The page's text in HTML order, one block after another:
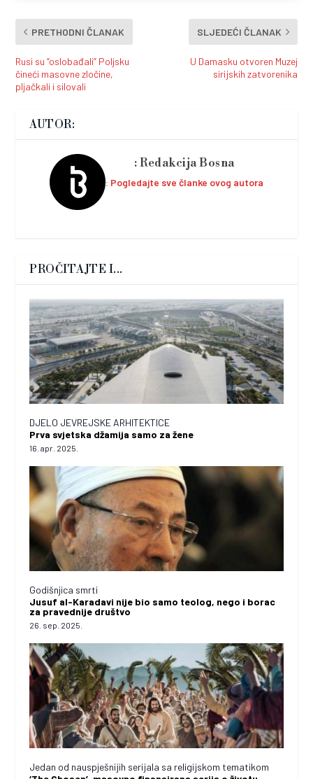
PRETHODNI ČLANAK
Rusi su “oslobađali” Poljsku
čineći masovne zločine,
pljačkali i silovali
SLJEDEĆI ČLANAK
U Damasku otvoren Muzej
sirijskih zatvorenika
AUTOR:
Redakcija Bosna
Pogledajte sve članke ovog autora
PROČITAJTE I...
DJELO JEVREJSKE ARHITEKTICE
Prva svjetska džamija samo za žene
16. apr. 2025.
Godišnjica smrti
Jusuf al-Karadavi nije bio samo teolog, nego i borac
za pravednije društvo
26. sep. 2025.
Jedan od nauspješnijih serijala sa religijskom tematikom